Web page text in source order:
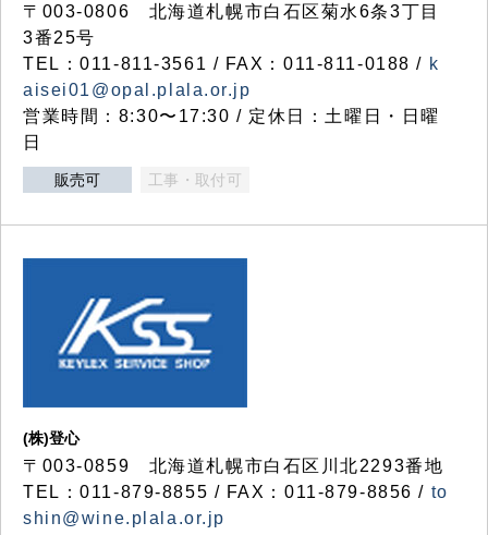
〒003-0806 北海道札幌市白石区菊水6条3丁目
3番25号
TEL：011-811-3561 / FAX：011-811-0188 / k
aisei01@opal.plala.or.jp
営業時間：8:30〜17:30 / 定休日：土曜日・日曜
日
販売可 工事・取付可
(株)登心
〒003-0859 北海道札幌市白石区川北2293番地
TEL：011-879-8855 / FAX：011-879-8856 / to
shin@wine.plala.or.jp